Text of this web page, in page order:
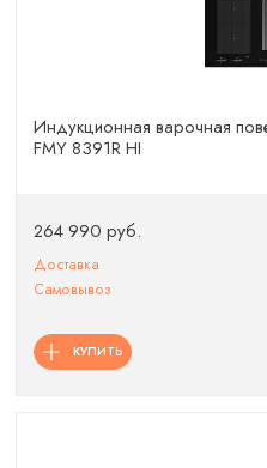
Индукционная варочная
FMY 8391R HI
264 990 руб.
Доставка
Самовывоз
КУПИТЬ